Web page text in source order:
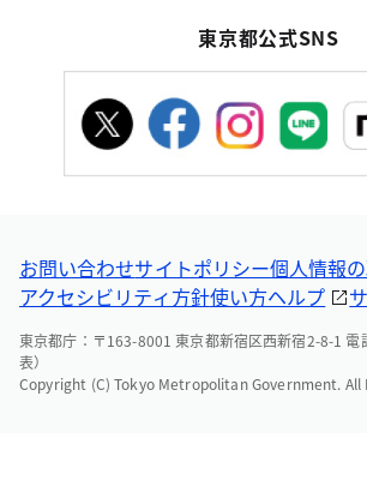
東京都公式SNS
お問い合わせサイトポリシー個人情報
アクセシビリティ方針使い方ヘルプ
東京都庁：〒163-8001 東京都新宿区西新宿2-8-1
表）
Copyright (C) Tokyo Metropolitan Government. All